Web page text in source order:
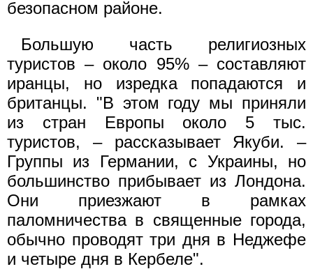
безопасном районе.
Большую часть религиозных
туристов – около 95% – составляют
иранцы, но изредка попадаются и
британцы. "В этом году мы приняли
из стран Европы около 5 тыс.
туристов, – рассказывает Якуби. –
Группы из Германии, с Украины, но
большинство прибывает из Лондона.
Они приезжают в рамках
паломничества в священные города,
обычно проводят три дня в Неджефе
и четыре дня в Кербеле".